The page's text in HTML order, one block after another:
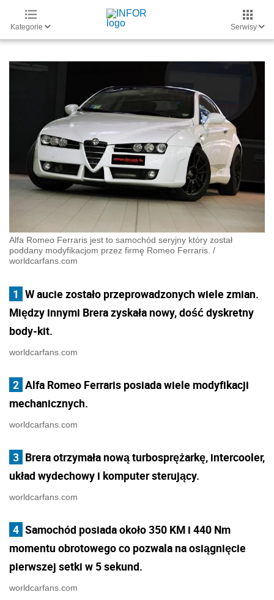
Kategorie Serwisy
Alfa Romeo Ferraris jest to samochód seryjny który został
poddany modyfikacjom przez firmę Romeo Ferraris. /
worldcarfans.com
1 W aucie zostało przeprowadzonych wiele zmian.
Między innymi Brera zyskała nowy, dość dyskretny
body-kit.
worldcarfans.com
2 Alfa Romeo Ferraris posiada wiele modyfikacji
mechanicznych.
worldcarfans.com
3 Brera otrzymała nową turbosprężarkę, intercooler,
układ wydechowy i komputer sterujący.
worldcarfans.com
4 Samochód posiada około 350 KM i 440 Nm
momentu obrotowego co pozwala na osiągnięcie
pierwszej setki w 5 sekund.
worldcarfans.com